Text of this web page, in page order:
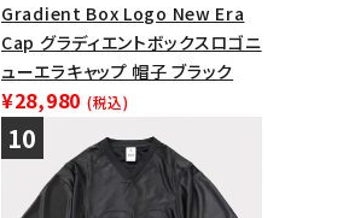
Gradient Box Logo New Era
Cap グラディエントボックスロゴニ
ューエラキャップ 帽子 ブラック
¥28,980 (税込)